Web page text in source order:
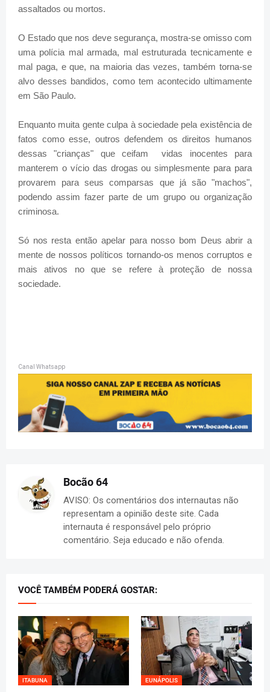
assaltados ou mortos.
O Estado que nos deve segurança, mostra-se omisso com
uma polícia mal armada, mal estruturada tecnicamente e
mal paga, e que, na maioria das vezes, também torna-se
alvo desses bandidos, como tem acontecido ultimamente
em São Paulo.
Enquanto muita gente culpa à sociedade pela existência de
fatos como esse, outros defendem os direitos humanos
dessas "crianças" que ceifam vidas inocentes para
manterem o vício das drogas ou simplesmente para para
provarem para seus comparsas que já são "machos",
podendo assim fazer parte de um grupo ou organização
criminosa.
Só nos resta então apelar para nosso bom Deus abrir a
mente de nossos políticos tornando-os menos corruptos e
mais ativos no que se refere à proteção de nossa
sociedade.
Canal Whatsapp
Bocão 64
AVISO: Os comentários dos internautas não
representam a opinião deste site. Cada
internauta é responsável pelo próprio
comentário. Seja educado e não ofenda.
VOCÊ TAMBÉM PODERÁ GOSTAR:
ITABUNA EUNÁPOLIS